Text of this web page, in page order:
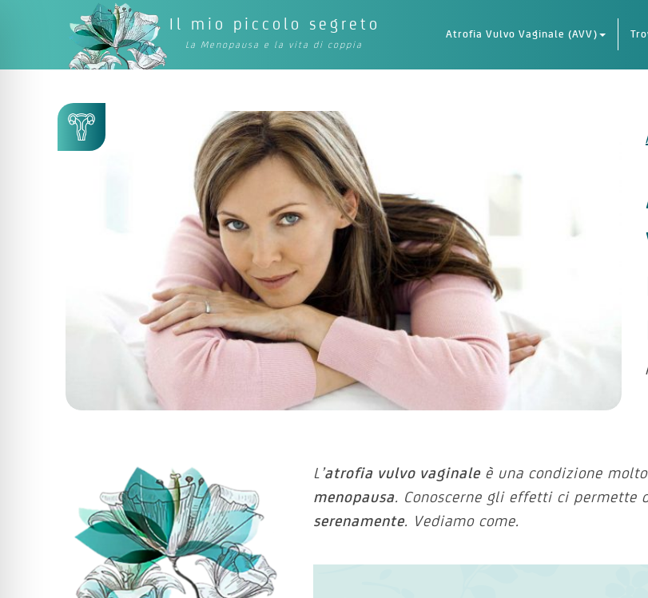
Il mio piccolo segreto
La Menopausa e la vita di coppia
Atrofia Vulvo Vaginale (AVV)
L’atrofia vulvo vaginaleè una condizione
menopausa. Conoscerne gli effetti ci permette
serenamente. Vediamo come.